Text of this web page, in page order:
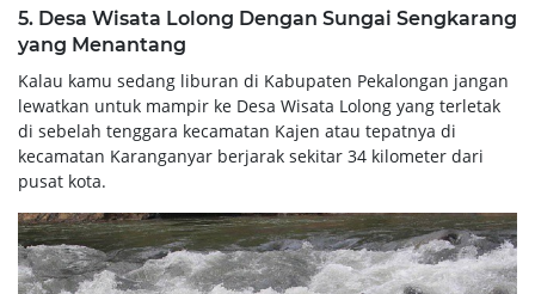
5. Desa Wisata Lolong Dengan Sungai Sengkarang
yang Menantang
Kalau kamu sedang liburan di Kabupaten Pekalongan jangan
lewatkan untuk mampir ke Desa Wisata Lolong yang terletak
di sebelah tenggara kecamatan Kajen atau tepatnya di
kecamatan Karanganyar berjarak sekitar 34 kilometer dari
pusat kota.